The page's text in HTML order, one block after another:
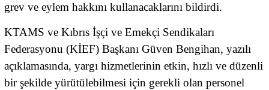
grev ve eylem hakkını kullanacaklarını bildirdi.
KTAMS ve Kıbrıs İşçi ve Emekçi Sendikaları
Federasyonu (KİEF) Başkanı Güven Bengihan, yazılı
açıklamasında, yargı hizmetlerinin etkin, hızlı ve düzenli
bir şekilde yürütülebilmesi için gerekli olan personel